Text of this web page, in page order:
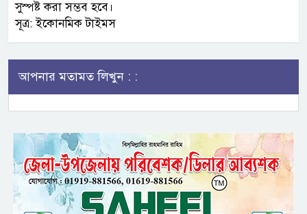
সুস্পষ্ট করা সম্ভব হবে।
সূত্র: ইকোনমিক টাইমস
আপনার মতামত লিখুন : :